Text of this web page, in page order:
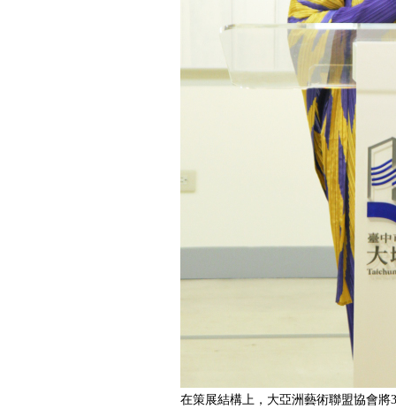
在策展結構上，大亞洲藝術聯盟協會將